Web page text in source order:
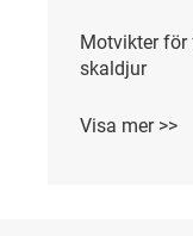
Motvikter för
skaldjur
Visa mer >>